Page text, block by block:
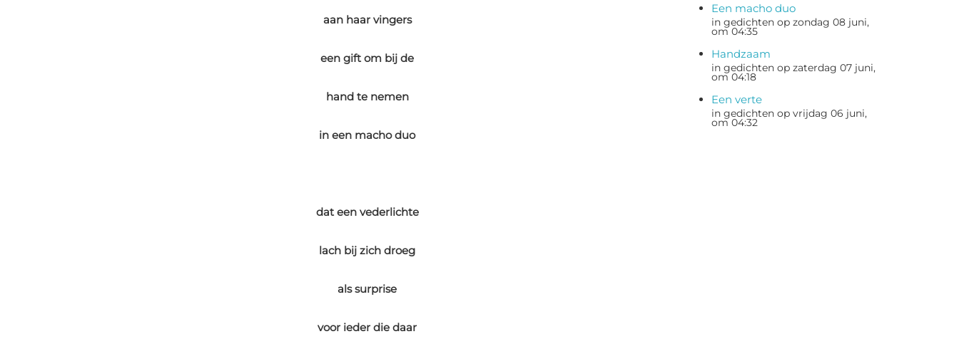
aan haar vingers
een gift om bij de
hand te nemen
in een macho duo
dat een vederlichte
lach bij zich droeg
als surprise
voor ieder die daar
Een macho duo
in gedichten op zondag 08 juni,
om 04:35
Handzaam
in gedichten op zaterdag 07 juni,
om 04:18
Een verte
in gedichten op vrijdag 06 juni,
om 04:32